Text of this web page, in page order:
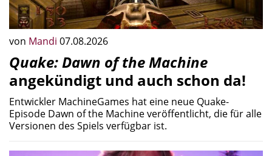
von Mandi 07.08.2026
Quake: Dawn of the Machine
angekündigt und auch schon da!
Entwickler MachineGames hat eine neue Quake-
Episode Dawn of the Machine veröffentlicht, die für alle
Versionen des Spiels verfügbar ist.